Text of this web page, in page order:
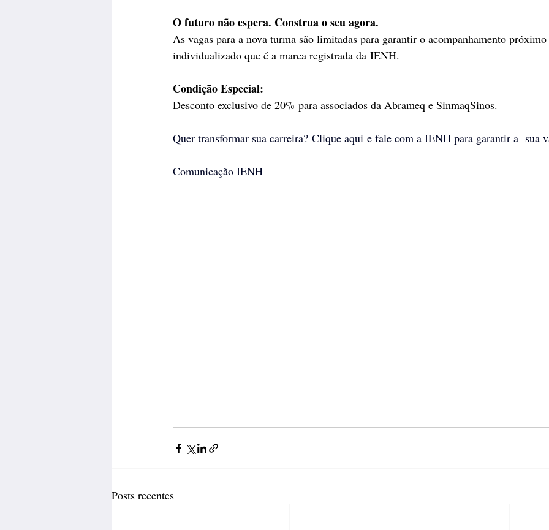
O futuro não espera. Construa o seu agora.
As vagas para a nova turma são limitadas para garantir o acompanhamento próximo
individualizado que é a marca registrada da IENH.
Condição Especial:
Desconto exclusivo de 20% para associados da Abrameq e SinmaqSinos.
Quer transformar sua carreira? Clique aqui e fale com a IENH para garantir a  sua
Comunicação IENH
Posts recentes